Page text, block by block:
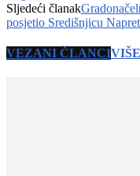
Sljedeći članak
posjetio Središnjicu
VEZANI ČLANCI